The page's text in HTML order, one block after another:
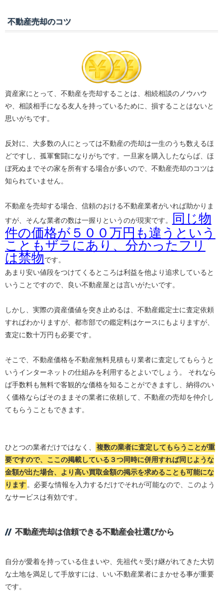
不動産売却のコツ
資産家にとって、不動産を売却することは、相続相談のノウハウ
や、相談相手になる友人を持っているために、損することはないと
思いがちです。
反対に、大多数の人にとっては不動産の売却は一生のうち数えるほ
どですし、孤軍奮闘になりがちです。一旦家を購入したならば、ほ
ぼ死ぬまでその家を所有する場合が多いので、不動産売却のコツは
知られていません。
不動産を売却する場合、信頼のおける不動産業者がいれば助かりま
すが、そんな業者の数は一握りというのが現実です。
同じ物
件の価格が５００万円も違うという
こともザラにあり、分かったフリ
は禁物です。
あまり安い値段をつけてくるところは利益を他より追求していると
いうことですので、良い不動産屋とは言いがたいです。
しかし、実際の資産価値を突き止めるは、不動産鑑定士に査定依頼
すればわかりますが、都市部での鑑定料はケースにもよりますが、
査定に数十万円も必要です。
そこで、不動産価格を不動産無料見積もり業者に査定してもらうと
いうインターネットの仕組みを利用するとよいでしょう。 それなら
ば手数料も無料で客観的な価格を知ることができますし、納得のい
く価格ならばそのままその業者に依頼して、不動産の売却を仲介し
てもらうこともできます。
ひとつの業者だけではなく、
複数の業者に査定してもらうことが重
要ですので、ここの掲載している３つ同時に併用すれば同じような
金額が出た場合、より高い買取金額の掲示を求めることも可能にな
ります 。必要な情報を入力するだけでそれが可能なので、このよう
なサービスは有効です。
不動産売却は信頼できる不動産会社選びから
自分が愛着を持っている住まいや、先祖代々受け継がれてきた大切
な土地を満足して手放すには、いい不動産業者にまかせる事が重要
です。